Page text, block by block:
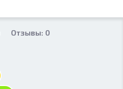
Отзывы: 0